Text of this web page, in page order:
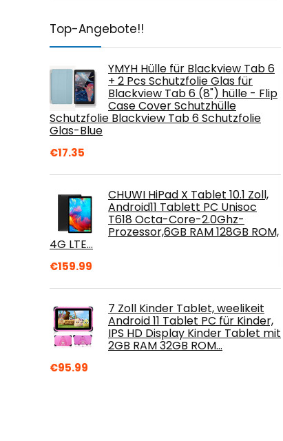
Top-Angebote!!
YMYH Hülle für Blackview Tab 6
+ 2 Pcs Schutzfolie Glas für
Blackview Tab 6 (8") hülle - Flip
Case Cover Schutzhülle
Schutzfolie Blackview Tab 6 Schutzfolie
Glas-Blue
€17.35
CHUWI HiPad X Tablet 10.1 Zoll,
Android11 Tablett PC Unisoc
T618 Octa-Core-2.0Ghz-
Prozessor,6GB RAM 128GB ROM,
4G LTE…
€159.99
7 Zoll Kinder Tablet, weelikeit
Android 11 Tablet PC für Kinder,
IPS HD Display Kinder Tablet mit
2GB RAM 32GB ROM…
€95.99